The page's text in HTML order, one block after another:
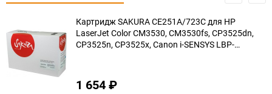
Картридж SAKURA CE251A/723C для HP
LaserJet Color CM3530, CM3530fs, CP3525dn,
CP3525n, CP3525x, Canon i-SENSYS LBP-
1 654₽